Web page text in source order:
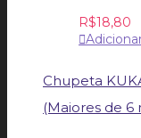
R$18,80
Chupeta
(Maiores de 6